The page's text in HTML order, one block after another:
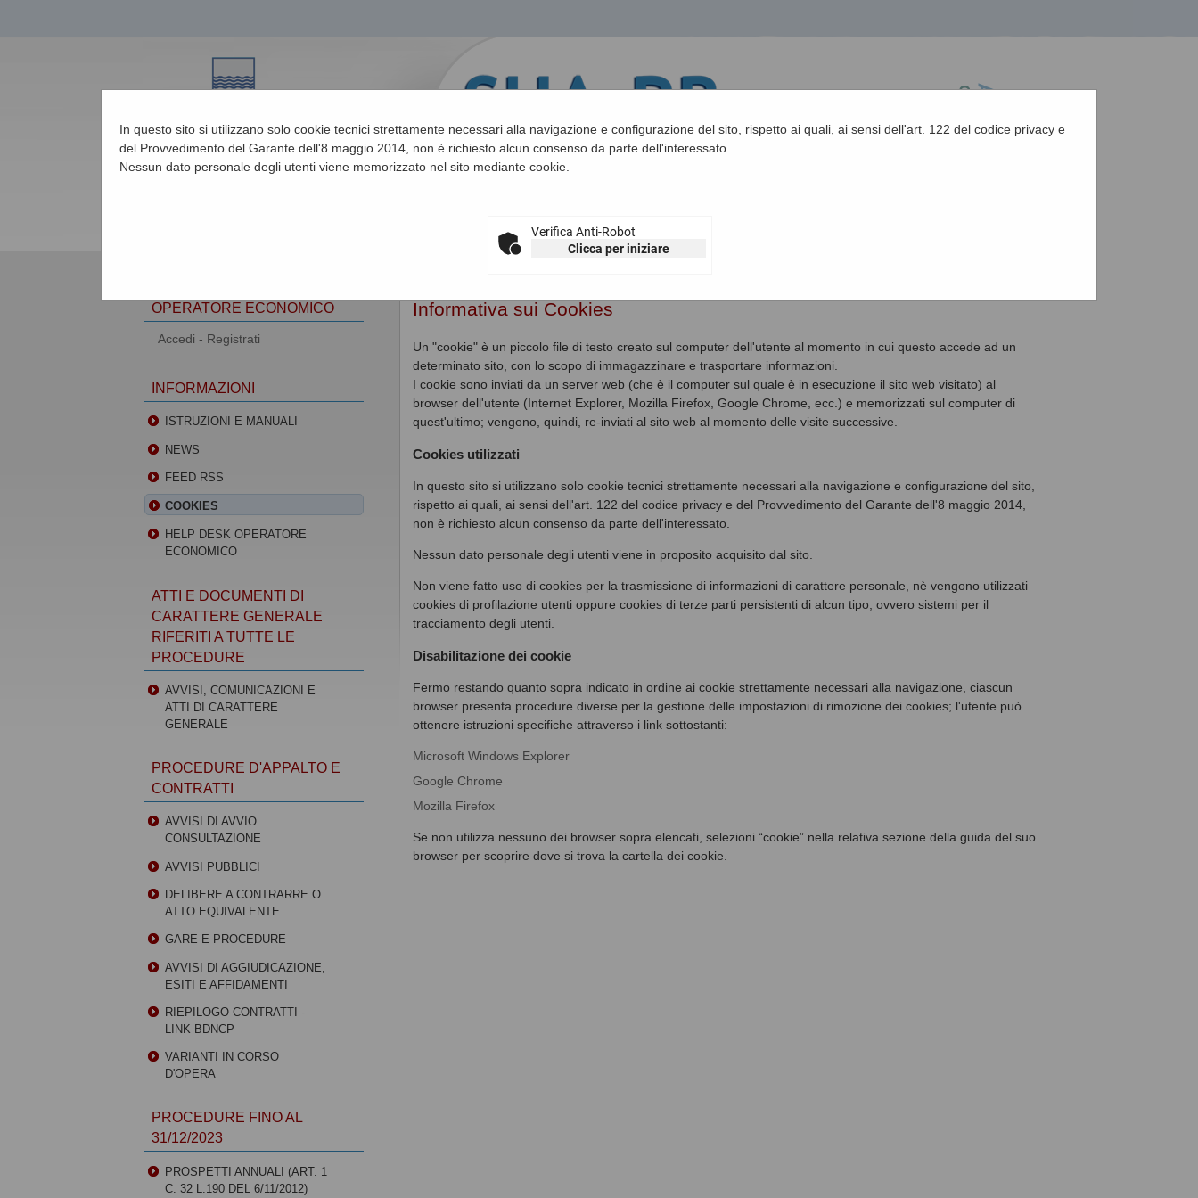
Informazioni »Cookies
In questo sito si utilizzano solo cookie tecnici strettamente necessari alla navigazione e configurazione del sito, rispetto ai quali, ai sensi dell'art. 122 del codice privacy e
del Provvedimento del Garante dell'8 maggio 2014, non è richiesto alcun consenso da parte dell'interessato.
Nessun dato personale degli utenti viene memorizzato nel sito mediante cookie.
Verifica Anti-Robot
Clicca per iniziare
Informativa sui Cookies
Un "cookie" è un piccolo file di testo creato sul computer dell'utente al momento in cui questo accede ad un
determinato sito, con lo scopo di immagazzinare e trasportare informazioni.
I cookie sono inviati da un server web (che è il computer sul quale è in esecuzione il sito web visitato) al
browser dell'utente (Internet Explorer, Mozilla Firefox, Google Chrome, ecc.) e memorizzati sul computer di
quest'ultimo; vengono, quindi, re-inviati al sito web al momento delle visite successive.
Cookies utilizzati
In questo sito si utilizzano solo cookie tecnici strettamente necessari alla navigazione e configurazione del sito,
rispetto ai quali, ai sensi dell'art. 122 del codice privacy e del Provvedimento del Garante dell'8 maggio 2014,
non è richiesto alcun consenso da parte dell'interessato.
Nessun dato personale degli utenti viene in proposito acquisito dal sito.
Non viene fatto uso di cookies per la trasmissione di informazioni di carattere personale, nè vengono utilizzati
cookies di profilazione utenti oppure cookies di terze parti persistenti di alcun tipo, ovvero sistemi per il
tracciamento degli utenti.
Disabilitazione dei cookie
Fermo restando quanto sopra indicato in ordine ai cookie strettamente necessari alla navigazione, ciascun
browser presenta procedure diverse per la gestione delle impostazioni di rimozione dei cookies; l'utente può
ottenere istruzioni specifiche attraverso i link sottostanti:
Microsoft Windows Explorer
Google Chrome
Mozilla Firefox
Se non utilizza nessuno dei browser sopra elencati, selezioni “cookie” nella relativa sezione della guida del suo
browser per scoprire dove si trova la cartella dei cookie.
OPERATORE ECONOMICO
Accedi - Registrati
INFORMAZIONI
ISTRUZIONI E MANUALI
NEWS
FEED RSS
COOKIES
HELP DESK OPERATORE
ECONOMICO
ATTI E DOCUMENTI DI
CARATTERE GENERALE
RIFERITI A TUTTE LE
PROCEDURE
AVVISI, COMUNICAZIONI E
ATTI DI CARATTERE
GENERALE
PROCEDURE D'APPALTO E
CONTRATTI
AVVISI DI AVVIO
CONSULTAZIONE
AVVISI PUBBLICI
DELIBERE A CONTRARRE O
ATTO EQUIVALENTE
GARE E PROCEDURE
AVVISI DI AGGIUDICAZIONE,
ESITI E AFFIDAMENTI
RIEPILOGO CONTRATTI -
LINK BDNCP
VARIANTI IN CORSO
D'OPERA
PROCEDURE FINO AL
31/12/2023
PROSPETTI ANNUALI (ART. 1
C. 32 L.190 DEL 6/11/2012)